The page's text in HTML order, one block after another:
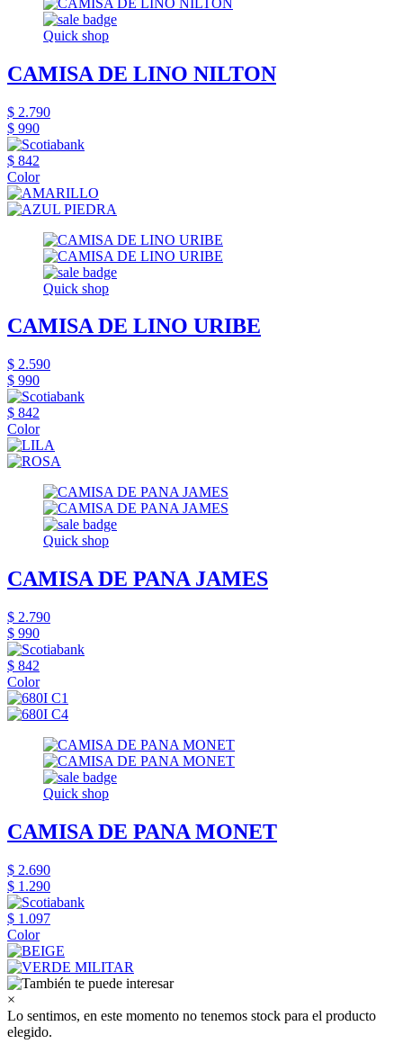
Quick shop
CAMISA DE LINO NILTON
$ 2.790
$ 990
$ 842
Color
Quick shop
CAMISA DE LINO URIBE
$ 2.590
$ 990
$ 842
Color
Quick shop
CAMISA DE PANA JAMES
$ 2.790
$ 990
$ 842
Color
Quick shop
CAMISA DE PANA MONET
$ 2.690
$ 1.290
$ 1.097
Color
×
Lo sentimos, en este momento no tenemos stock para el producto
elegido.